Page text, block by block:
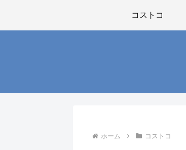
コストコ
ホーム コストコ